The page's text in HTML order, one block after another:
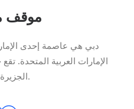
موقف
دبي هي عاصمة إحدى
الإمارات العربية المتحدة.
الجزيرة العربية.